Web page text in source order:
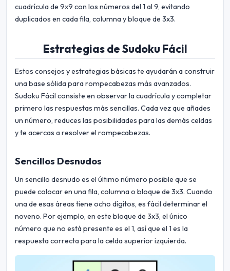
cuadrícula de 9x9 con los números del 1 al 9, evitando
duplicados en cada fila, columna y bloque de 3x3.
Estrategias de Sudoku Fácil
Estos consejos y estrategias básicas te ayudarán a construir
una base sólida para rompecabezas más avanzados.
Sudoku Fácil consiste en observar la cuadrícula y completar
primero las respuestas más sencillas. Cada vez que añades
un número, reduces las posibilidades para las demás celdas
y te acercas a resolver el rompecabezas.
Sencillos Desnudos
Un sencillo desnudo es el último número posible que se
puede colocar en una fila, columna o bloque de 3x3. Cuando
una de esas áreas tiene ocho dígitos, es fácil determinar el
noveno. Por ejemplo, en este bloque de 3x3, el único
número que no está presente es el 1, así que el 1 es la
respuesta correcta para la celda superior izquierda.